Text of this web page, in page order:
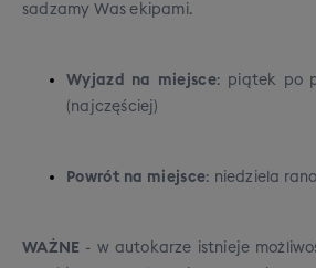
sadzamy Was ekipami.
Wyjazd na miejsce: piątek po
(najczęściej)
Powrót na miejsce: niedziela
WAŻNE - w autokarze istnieje